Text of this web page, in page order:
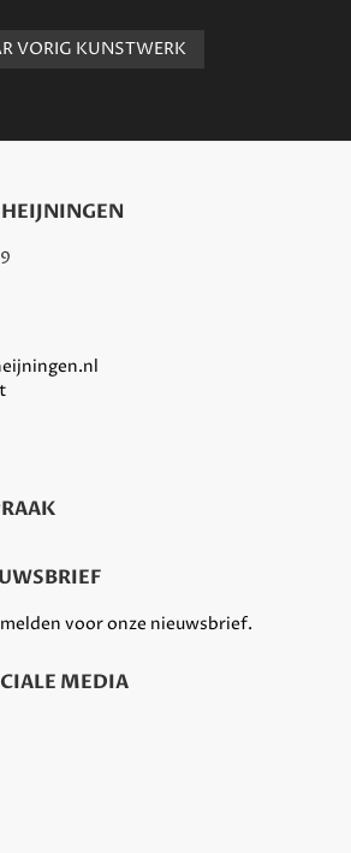
VORIG KUNSTWERK
voor onze nieuwsbrief.
MEDIA